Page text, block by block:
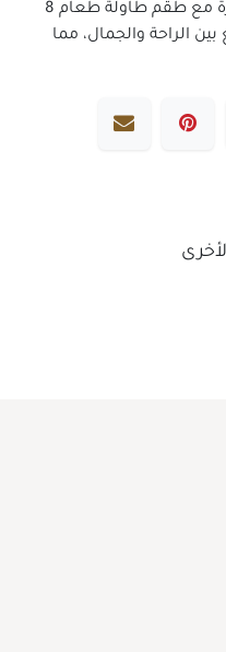
استمتع بتجربة تناول الطعام الفاخرة مع طقم طاولة طعام 8
الراحة والجمال، مما